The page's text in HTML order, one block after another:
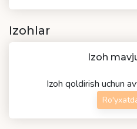
Izohlar
Izoh
Izoh qoldirish uchun